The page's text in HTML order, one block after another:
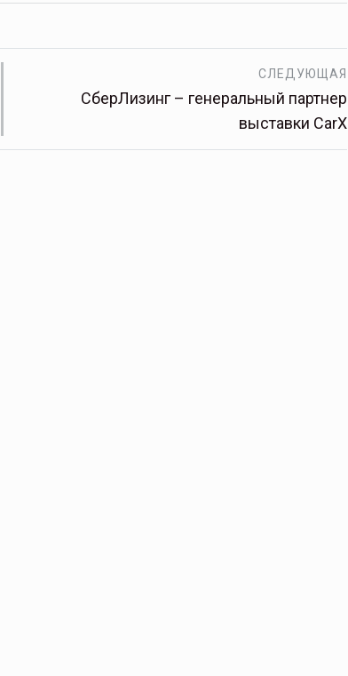
СЛЕДУЮЩАЯ
СберЛизинг – генеральный партнер
выставки CarX